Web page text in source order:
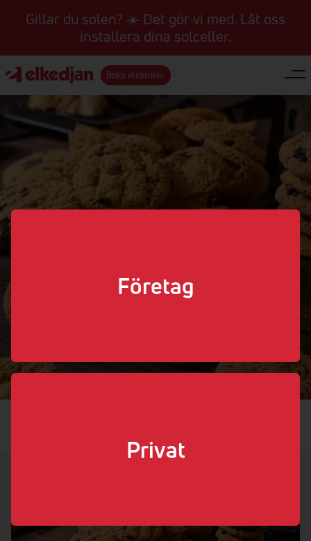
Gillar du solen? ☀️ Det gör vi med. Låt oss
installera dina solceller.
Boka elektriker
Företag
Privat